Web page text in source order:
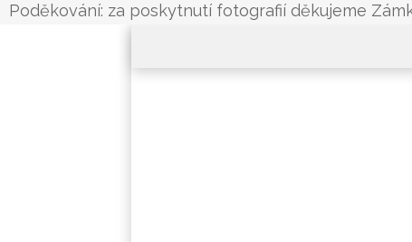
Poděkování: za poskytnutí fotografií děkujeme